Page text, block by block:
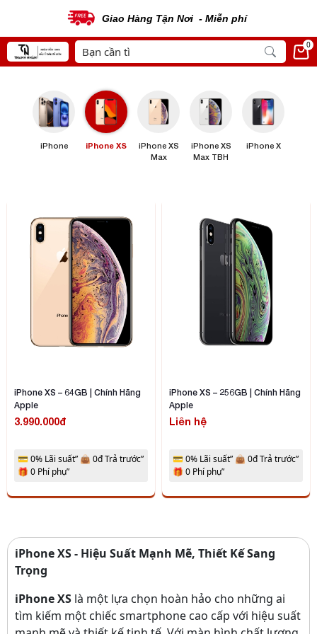
Giao Hàng Tận Nơi - Miễn phí
0
iPhone iPhone XS
iPhone XS
Max
iPhone XS
Max TBH
iPhone X
iPhone XS – 64GB | Chính Hãng
Apple
3.990.000đ
💳 0% Lãi suất” 👜 0đ Trả trước”
🎁 0 Phí phụ”
iPhone XS – 256GB | Chính Hãng
Apple
Liên hệ
💳 0% Lãi suất” 👜 0đ Trả trước”
🎁 0 Phí phụ”
iPhone XS - Hiệu Suất Mạnh Mẽ, Thiết Kế Sang
Trọng
iPhone XS là một lựa chọn hoàn hảo cho những ai
tìm kiếm một chiếc smartphone cao cấp với hiệu suất